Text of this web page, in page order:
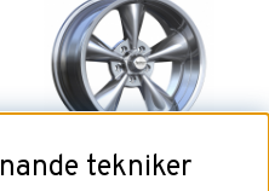
Barzetta America Titanium
tekniker